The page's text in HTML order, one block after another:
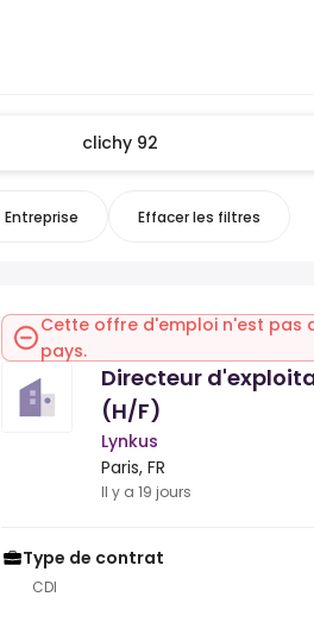
Entreprise Effacer les filtres
Cette offre d'emploi n'est pas
pays.
Directeur
(H/F)
Lynkus
Paris, FR
Il y a 19 jours
Type de contrat
CDI